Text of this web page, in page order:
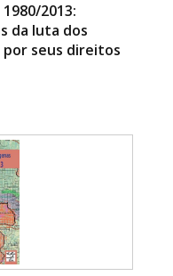
2013:
da luta dos
por seus direitos